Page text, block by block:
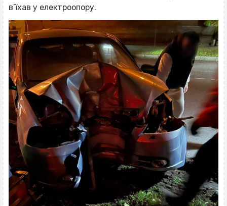
в’їхав у електроопору.